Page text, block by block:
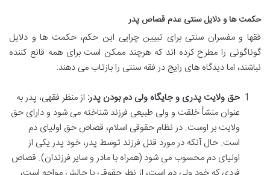
حکمت ها و دلایل سنتی عدم قصاص پدر
فقها و مفسران سنتی برای تبیین چرایی این حکم، حکمت ها و دلایل
گوناگونی را مطرح کرده اند که هرچند ممکن است برای همه قانع کننده
نباشند، اما دیدگاه های رایج در فقه سنتی را بازتاب می دهند:
حق ولایت پدری و جایگاه ولی دم بودن پدر: از منظر فقهی، پدر به
عنوان منشأ خلقت و ولی طبیعی فرزند شناخته می شود و دارای حق
ولایت بر اوست. در نظام حقوقی اسلام، قصاص حق اولیای دم
است. حال آنکه در مورد قتل فرزند توسط پدر، خود پدر یکی از
اولیای دم محسوب می شود (همراه با مادر و سایر فرزندان). قصاص